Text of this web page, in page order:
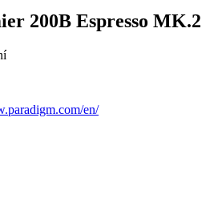
200B Espresso MK.2
en/